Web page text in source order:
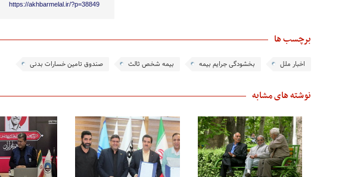
https://akhbarmelal.ir/?p=38849
برچسب ها
اخبار ملل بخشودگی جرایم بیمه بیمه‌ شخص ثالث صندوق تامین خسارات بدنی
نوشته های مشابه